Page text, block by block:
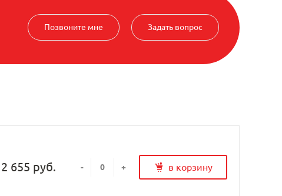
Позвоните мне Задать вопрос
2 655 руб. - + в корзину